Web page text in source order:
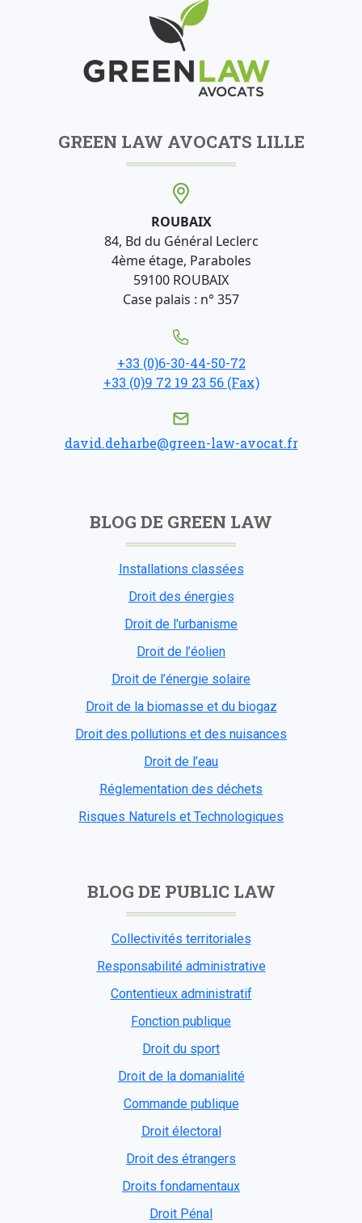
GREEN LAW AVOCATS LILLE
ROUBAIX
84, Bd du Général Leclerc
4ème étage, Paraboles
59100 ROUBAIX
Case palais : n° 357
+33 (0)6-30-44-50-72
+33 (0)9 72 19 23 56 (Fax)
david.deharbe@green-law-avocat.fr
BLOG DE GREEN LAW
Installations classées
Droit des énergies
Droit de l'urbanisme
Droit de l’éolien
Droit de l’énergie solaire
Droit de la biomasse et du biogaz
Droit des pollutions et des nuisances
Droit de l’eau
Réglementation des déchets
Risques Naturels et Technologiques
BLOG DE PUBLIC LAW
Collectivités territoriales
Responsabilité administrative
Contentieux administratif
Fonction publique
Droit du sport
Droit de la domanialité
Commande publique
Droit électoral
Droit des étrangers
Droits fondamentaux
Droit Pénal